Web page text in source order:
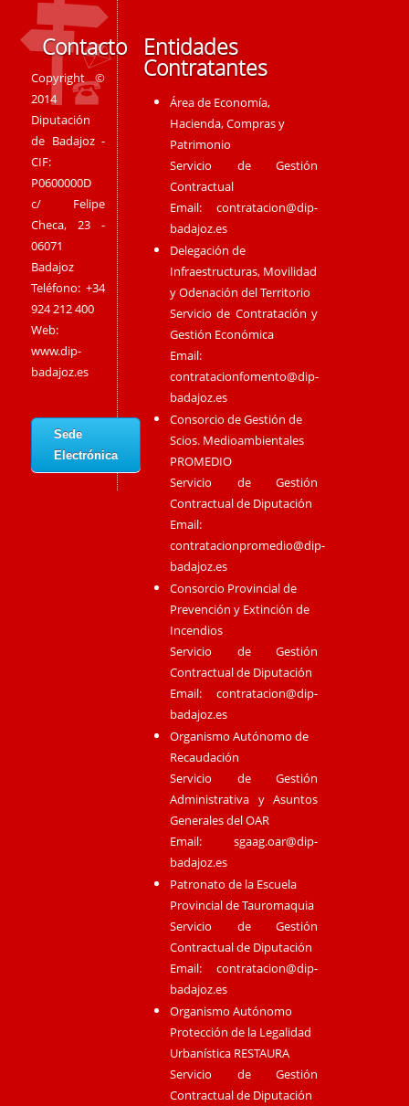
Contacto
Copyright ©
2014
Diputación
de Badajoz -
CIF:
P0600000D
c/ Felipe
Checa, 23 -
06071
Badajoz
Teléfono: +34
924 212 400
Web:
www.dip-
badajoz.es
Sede
Electrónica
Entidades
Contratantes
Área de Economía,
Hacienda, Compras y
Patrimonio
Servicio de Gestión
Contractual
Email:contratacion@dip-
badajoz.es
Delegación de
Infraestructuras, Movilidad
y Odenación del Territorio
Servicio de Contratación y
Gestión Económica
Email:
contratacionfomento@dip-
badajoz.es
Consorcio de Gestión de
Scios. Medioambientales
PROMEDIO
Servicio de Gestión
Contractual de Diputación
Email:
contratacionpromedio@dip-
badajoz.es
Consorcio Provincial de
Prevención y Extinción de
Incendios
Servicio de Gestión
Contractual de Diputación
Email:contratacion@dip-
badajoz.es
Organismo Autónomo de
Recaudación
Servicio de Gestión
Administrativa y Asuntos
Generales del OAR
Email:sgaag.oar@dip-
badajoz.es
Patronato de la Escuela
Provincial de Tauromaquia
Servicio de Gestión
Contractual de Diputación
Email:contratacion@dip-
badajoz.es
Organismo Autónomo
Protección de la Legalidad
Urbanística RESTAURA
Servicio de Gestión
Contractual de Diputación